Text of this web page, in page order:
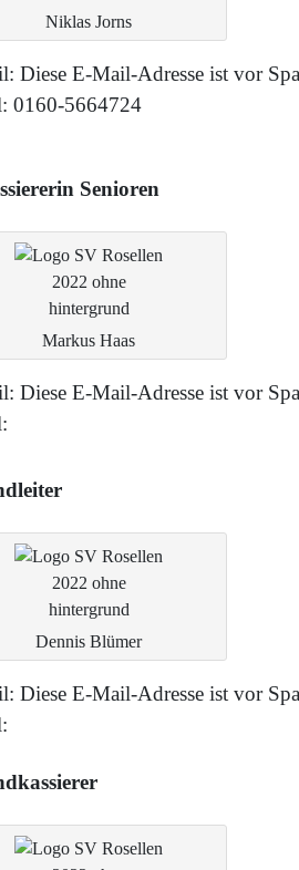
Niklas Jorns
Diese E-Mail-Adresse ist vor
0160-5664724
Senioren
Markus Haas
Diese E-Mail-Adresse ist vor
Dennis Blümer
Diese E-Mail-Adresse ist vor